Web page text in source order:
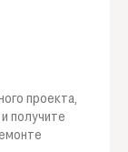
проекта,
и получите